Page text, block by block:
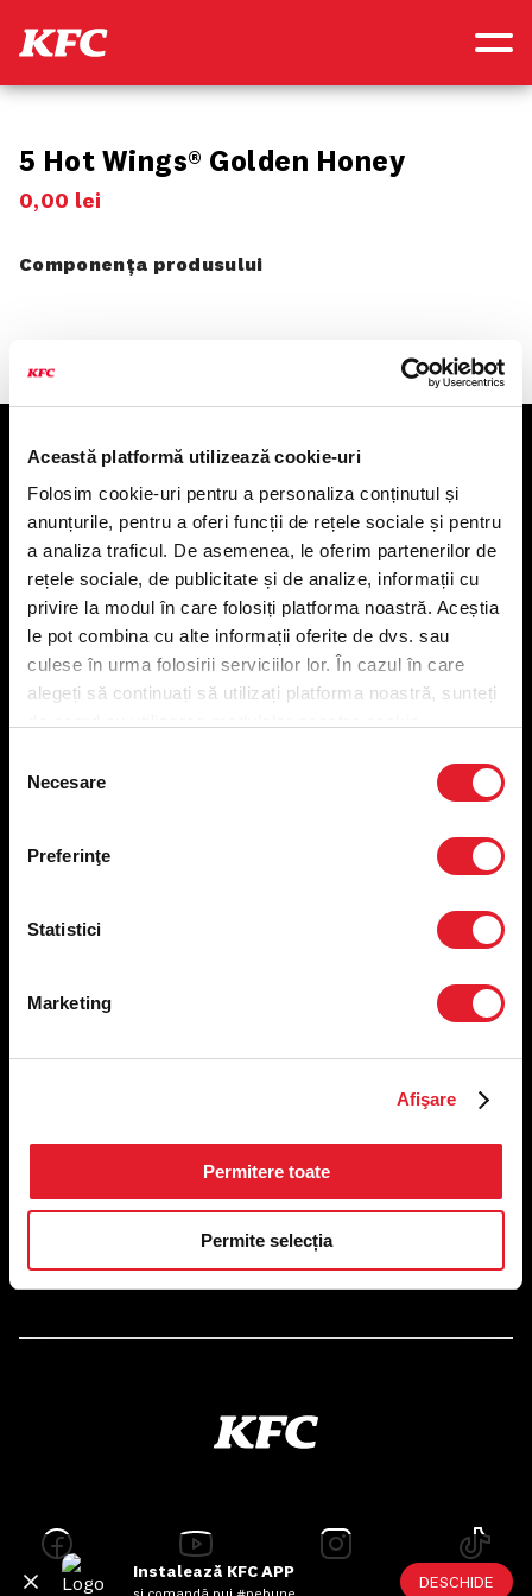
Această platformă utilizează cookie-uri
Folosim cookie-uri pentru a personaliza conținutul și
anunțurile, pentru a oferi funcții de rețele sociale și pentru
a analiza traficul. De asemenea, le oferim partenerilor de
rețele sociale, de publicitate și de analize, informații cu
privire la modul în care folosiți platforma noastră. Aceștia
le pot combina cu alte informații oferite de dvs. sau
culese în urma folosirii serviciilor lor. În cazul în care
alegeți să continuați să utilizați platforma noastră, sunteți
consimțământului
Necesare
Preferinţe
Statistici
Marketing
Afişare
Permitere toate
Permite selecția
Instalează KFC APP DESCHIDE
5 Hot Wings® Golden Honey
0,00 lei
Componența produsului
KFC
Meniu livrare
Meniu ridicare
Nutriționale și Alergeni
Abonare Newsletter
Contact
Utile
Termeni și condiții
Politica de confidențialitate
Condiții de desfășurare „Descarcă KFC APP”
ANPC
RO6645790, J40/24660/1994, Rev. Caen (2) 5610 -
Puncte de lucru